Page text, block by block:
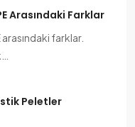
Arasındaki Farklar
arasındaki farklar.
Peletler